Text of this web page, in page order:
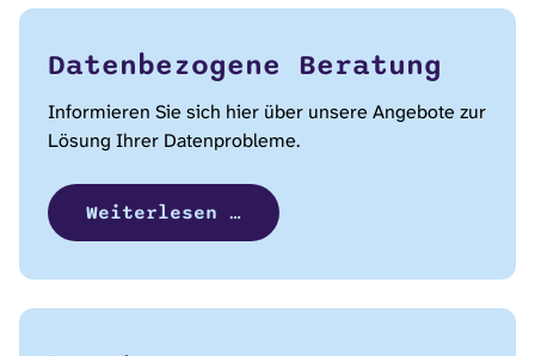
Datenbezogene Beratung
Informieren Sie sich hier über unsere Angebote zur
Lösung Ihrer Datenprobleme.
Weiterlesen …